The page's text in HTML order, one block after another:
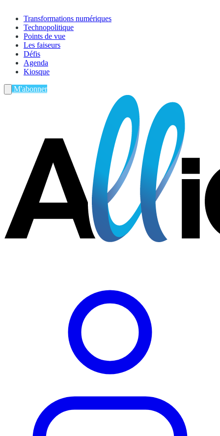
Transformations numériques
Technopolitique
Points de vue
Les faiseurs
Défis
Agenda
Kiosque
M'abonner